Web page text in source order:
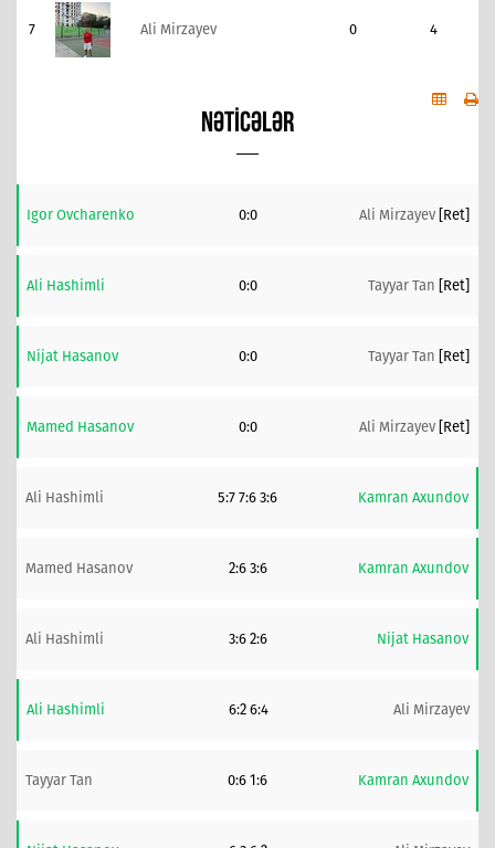
7 Ali Mirzayev 0 4
NƏTICƏLƏR
Igor Ovcharenko 0:0 Ali Mirzayev [ret]
Ali Hashimli 0:0 Tayyar Tan [ret]
Nijat Hasanov 0:0 Tayyar Tan [ret]
Mamed Hasanov 0:0 Ali Mirzayev [ret]
Ali Hashimli 5:7 7:6 3:6 Kamran Axundov
Mamed Hasanov 2:6 3:6 Kamran Axundov
Ali Hashimli 3:6 2:6 Nijat Hasanov
Ali Hashimli 6:2 6:4 Ali Mirzayev
Tayyar Tan 0:6 1:6 Kamran Axundov